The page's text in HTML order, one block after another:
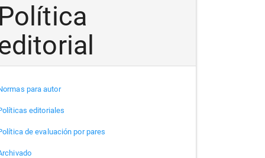
Política
para autor
editoriales
de evaluación por pares